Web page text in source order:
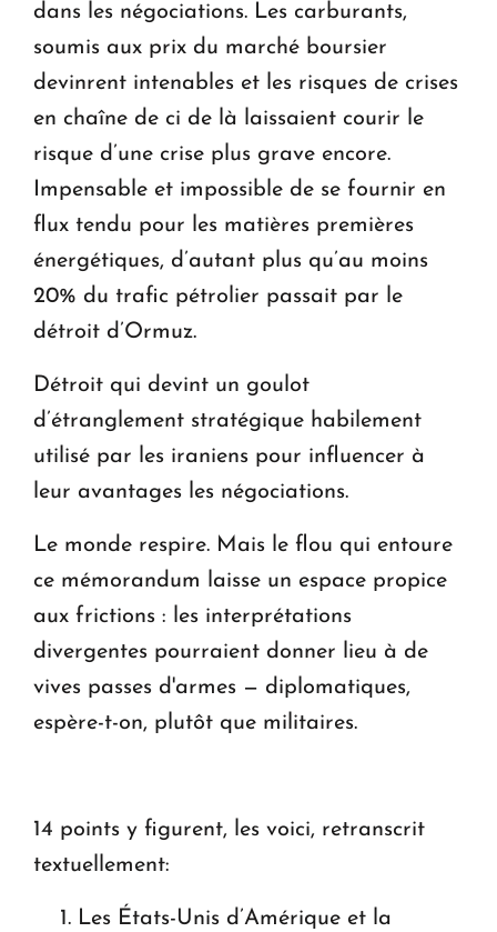
dans les négociations. Les carburants,
soumis aux prix du marché boursier
devinrent intenables et les risques de crises
en chaîne de ci de là laissaient courir le
risque d’une crise plus grave encore.
Impensable et impossible de se fournir en
flux tendu pour les matières premières
énergétiques, d’autant plus qu’au moins
20% du trafic pétrolier passait par le
détroit d’Ormuz.
Détroit qui devint un goulot
d’étranglement stratégique habilement
utilisé par les iraniens pour influencer à
leur avantages les négociations.
Le monde respire. Mais le flou qui entoure
ce mémorandum laisse un espace propice
aux frictions : les interprétations
divergentes pourraient donner lieu à de
vives passes d'armes — diplomatiques,
espère-t-on, plutôt que militaires.
14 points y figurent, les voici, retranscrit
textuellement:
Les États-Unis d’Amérique et la